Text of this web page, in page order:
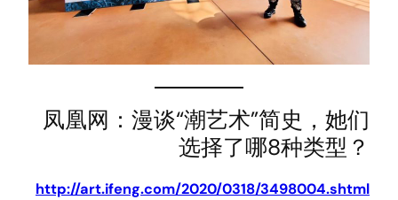
凤凰网：漫谈“潮艺术”简史，她们
选择了哪8种类型？
http://art.ifeng.com/2020/0318/3498004.shtml